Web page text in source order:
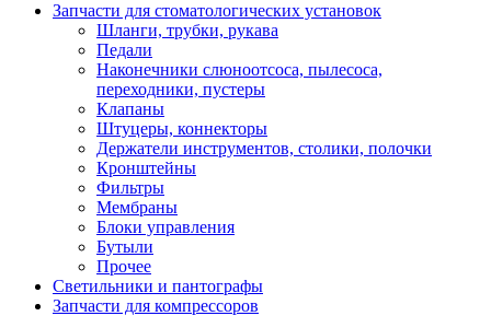
Запчасти для стоматологических установок
Шланги, трубки, рукава
Педали
Наконечники слюноотсоса, пылесоса,
переходники, пустеры
Клапаны
Штуцеры, коннекторы
Держатели инструментов, столики, полочки
Кронштейны
Фильтры
Мембраны
Блоки управления
Бутыли
Прочее
Светильники и пантографы
Запчасти для компрессоров